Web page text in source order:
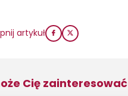
artykuł
Cię zainteresować